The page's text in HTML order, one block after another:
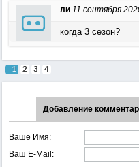
ли 11 сентября
когда 3 сезон?
1 2 3 4
Добавление
Ваше Имя:
Ваш E-Mail: